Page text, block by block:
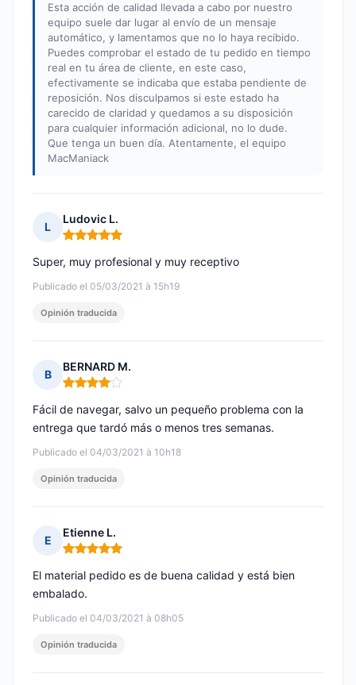
Esta acción de calidad llevada a cabo por nuestro
equipo suele dar lugar al envío de un mensaje
automático, y lamentamos que no lo haya recibido.
Puedes comprobar el estado de tu pedido en tiempo
real en tu área de cliente, en este caso,
efectivamente se indicaba que estaba pendiente de
reposición. Nos disculpamos si este estado ha
carecido de claridad y quedamos a su disposición
para cualquier información adicional, no lo dude.
Que tenga un buen día. Atentamente, el equipo
MacManiack
L
Ludovic L.
Nota: 5 de 5
Publicado el 05/03/2021 à 15h19
Super, muy profesional y muy receptivo
Opinión traducida
B
BERNARD M.
Nota: 4 de 5
Publicado el 04/03/2021 à 10h18
Fácil de navegar, salvo un pequeño problema con la
entrega que tardó más o menos tres semanas.
Opinión traducida
E
Etienne L.
Nota: 5 de 5
Publicado el 04/03/2021 à 08h05
El material pedido es de buena calidad y está bien
embalado.
Opinión traducida